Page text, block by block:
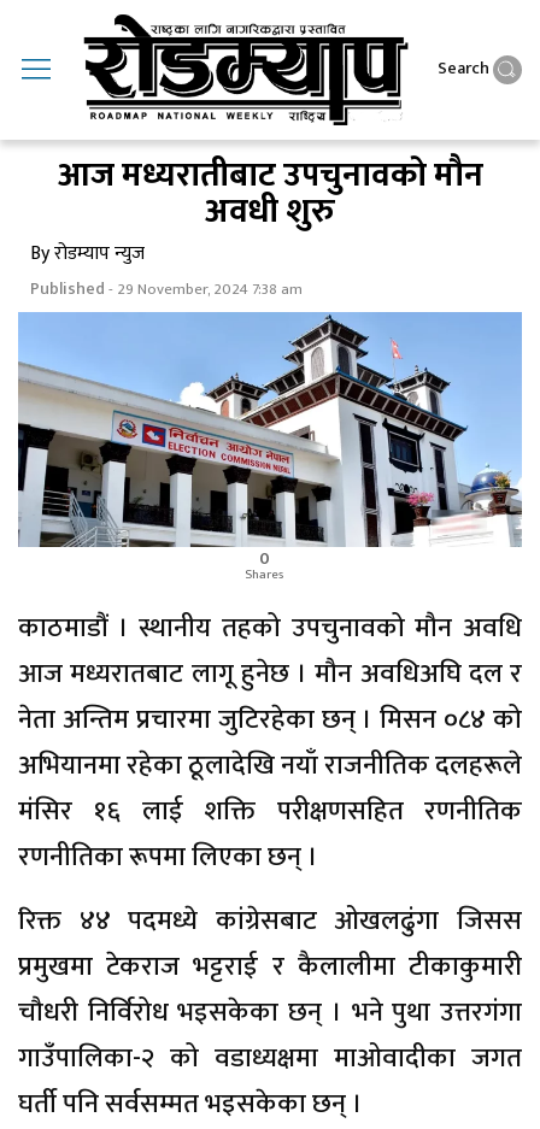
Search
आज मध्यरातीबाट उपचुनावकाे माैन
अवधी शुरु
By रोडम्याप न्युज
Published- 29 November, 2024 7:38 am
0
Shares
काठमाडौं । स्थानीय तहको उपचुनावको मौन अवधि
आज मध्यरातबाट लागू हुनेछ । मौन अवधिअघि दल र
नेता अन्तिम प्रचारमा जुटिरहेका छन् । मिसन ०८४ को
अभियानमा रहेका ठूलादेखि नयाँ राजनीतिक दलहरूले
मंसिर १६ लाई शक्ति परीक्षणसहित रणनीतिक
रणनीतिका रूपमा लिएका छन् ।
रिक्त ४४ पदमध्ये कांग्रेसबाट ओखलढुंगा जिसस
प्रमुखमा टेकराज भट्टराई र कैलालीमा टीकाकुमारी
चौधरी निर्विरोध भइसकेका छन् । भने पुथा उत्तरगंगा
गाउँपालिका-२ को वडाध्यक्षमा माओवादीका जगत
घर्ती पनि सर्वसम्मत भइसकेका छन् ।